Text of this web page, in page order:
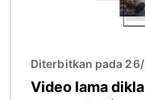
Diterbitkan pada
Video lama